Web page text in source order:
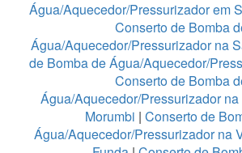
Água/Aquecedor/Pressurizador em
Conserto de Bomba
Água/Aquecedor/Pressurizador na
de Bomba de Água/Aquecedor/
Conserto de Bomba
Água/Aquecedor/Pressurizador
Morumbi | Conserto de
Água/Aquecedor/Pressurizador na